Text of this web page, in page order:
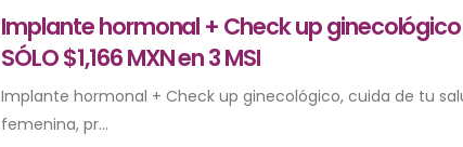
Implante hormonal + Check up ginecológico
SÓLO $1,166 MXN en 3 MSI
Implante hormonal + Check up ginecológico, cuida de tu
femenina, pr...